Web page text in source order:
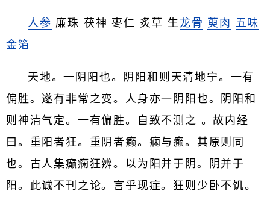
人参 廉珠 茯神 枣仁 炙草 生 龙骨 萸肉
五味
金箔
天地。一阴阳也。阴阳和则天清地宁。一有
偏胜。遂有非常之变。人身亦一阴阳也。阴阳和
则神清气定。一有偏胜。自致不测之 。故内经
曰。重阳者狂。重阴者癫。痫与癫。其原则同
也。古人集癫痫狂辨。以为阳并于阴。阴并于
阳。此诚不刊之论。言乎现症。狂则少卧不饥。